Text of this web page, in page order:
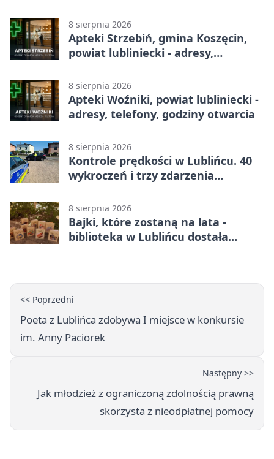
8 sierpnia 2026
Apteki Strzebiń, gmina Koszęcin,
powiat lubliniecki - adresy,
8 sierpnia 2026
Apteki Woźniki, powiat lubliniecki -
adresy, telefony, godziny otwarcia
8 sierpnia 2026
Kontrole prędkości w Lublińcu. 40
wykroczeń i trzy zdarzenia
8 sierpnia 2026
Bajki, które zostaną na lata -
biblioteka w Lublińcu dostała
<< Poprzedni
Poeta z Lublińca zdobywa I miejsce w konkursie
im. Anny Paciorek
Następny >>
Jak młodzież z ograniczoną zdolnością prawną
skorzysta z nieodpłatnej pomocy